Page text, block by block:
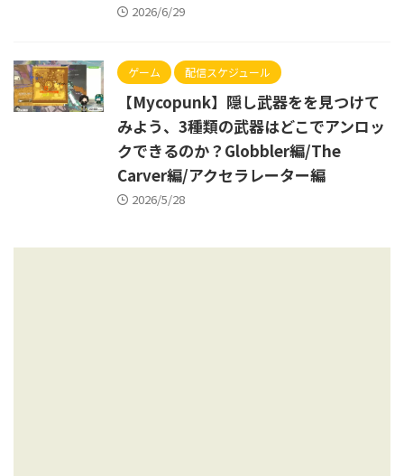
2026/6/29
ゲーム 配信スケジュール
【Mycopunk】隠し武器をを見つけて
みよう、3種類の武器はどこでアンロッ
クできるのか？Globbler編/The
Carver編/アクセラレーター編
2026/5/28